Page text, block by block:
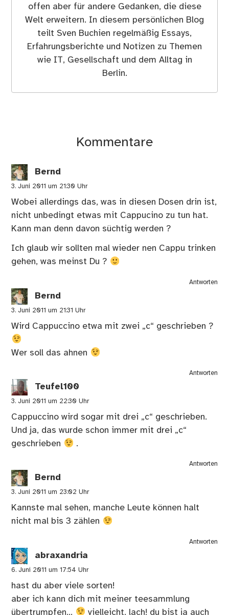
offen aber für andere Gedanken, die diese
Welt erweitern. In diesem persönlichen Blog
teilt Sven Buchien regelmäßig Essays,
Erfahrungsberichte und Notizen zu Themen
wie IT, Gesellschaft und dem Alltag in
Berlin.
Kommentare
Bernd
3. Juni 2011 um 21:30 Uhr
Wobei allerdings das, was in diesen Dosen drin ist,
nicht unbedingt etwas mit Cappucino zu tun hat.
Kann man denn davon süchtig werden ?
Ich glaub wir sollten mal wieder nen Cappu trinken
gehen, was meinst Du ?
Antworten
Bernd
3. Juni 2011 um 21:31 Uhr
Wird Cappuccino etwa mit zwei „c“ geschrieben ?
Wer soll das ahnen
Antworten
Teufel100
3. Juni 2011 um 22:30 Uhr
Cappuccino wird sogar mit drei „c“ geschrieben.
Und ja, das wurde schon immer mit drei „c“
geschrieben
.
Antworten
Bernd
3. Juni 2011 um 23:02 Uhr
Kannste mal sehen, manche Leute können halt
nicht mal bis 3 zählen
Antworten
abraxandria
6. Juni 2011 um 17:54 Uhr
hast du aber viele sorten!
aber ich kann dich mit meiner teesammlung
übertrumpfen…
vielleicht. lach! du bist ja auch